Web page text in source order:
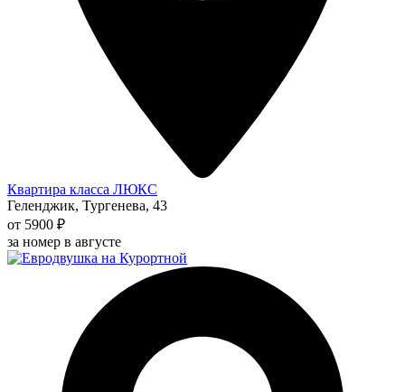
Квартира класса ЛЮКС
Геленджик, Тургенева, 43
от 5900 ₽
за номер в августе